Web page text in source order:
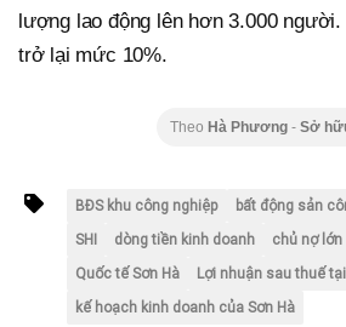
lượng lao động lên hơn 3.000
trở lại mức 10%.
Theo Hà Phương - Sở
BĐS khu công nghiệp bất động sản
SHI
dòng tiền kinh doanh
chủ nợ lớn
Quốc tế Sơn Hà
Lợi nhuận sau thuế tại
kế hoạch kinh doanh của Sơn Hà